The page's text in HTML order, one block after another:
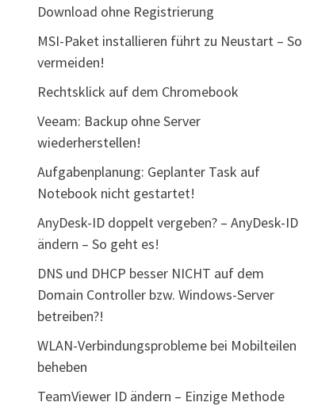
Download ohne Registrierung
MSI-Paket installieren führt zu Neustart – So
vermeiden!
Rechtsklick auf dem Chromebook
Veeam: Backup ohne Server
wiederherstellen!
Aufgabenplanung: Geplanter Task auf
Notebook nicht gestartet!
AnyDesk-ID doppelt vergeben? – AnyDesk-ID
ändern – So geht es!
DNS und DHCP besser NICHT auf dem
Domain Controller bzw. Windows-Server
betreiben?!
WLAN-Verbindungsprobleme bei Mobilteilen
beheben
TeamViewer ID ändern – Einzige Methode